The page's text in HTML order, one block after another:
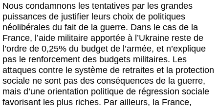
Nous condamnons les tentatives par les grandes
puissances de justifier leurs choix de politiques
néolibérales du fait de la guerre. Dans le cas de la
France, l’aide militaire apportée à l’Ukraine reste de
l’ordre de 0,25% du budget de l’armée, et n’explique
pas le renforcement des budgets militaires. Les
attaques contre le système de retraites et la protection
sociale ne sont pas des conséquences de la guerre,
mais d’une orientation politique de régression sociale
favorisant les plus riches. Par ailleurs, la France,